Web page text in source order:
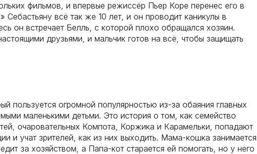
фильмов, и впервые режиссёр Пьер Коре перенес его в
всё так же 10 лет, и он проводит каникулы в
он встречает Белль, с которой плохо обращался хозяин.
друзьями, и мальчик готов на всё, чтобы защищать
пользуется огромной популярностью из-за обаяния главных
маленькими детьми. Это история о том, как семейство
очаровательных Компота, Коржика и Карамельки, попадают
и учат зрителей, как из них выходить. Мама-кошка занимается
за хозяйством, а Папа-кот старается ей помогать, но у него